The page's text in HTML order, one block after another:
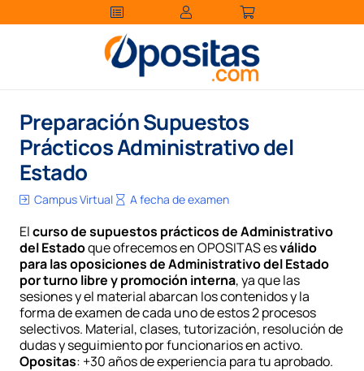
Preparación Supuestos
Prácticos Administrativo del
Estado
Campus Virtual A fecha de examen
Elcurso de supuestos prácticos de Administrativo
del Estadoque ofrecemos en OPOSITAS esválido
para las oposiciones de Administrativo del Estado
por turno libre y promoción interna, ya que las
sesiones y el material abarcan los contenidos y la
forma de examen de cada uno de estos 2 procesos
selectivos. Material, clases, tutorización, resolución de
dudas y seguimiento por funcionarios en activo.
Opositas: +30 años de experiencia para tu aprobado.